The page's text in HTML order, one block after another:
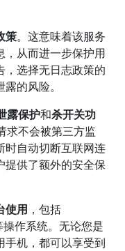
策。这意味着该服务
，从而进一步保护用
，选择无日志政策的
的风险。
露保护和杀开关功
求不会被第三方监
时自动切断互联网连
提供了额外的安全保
使用 ，包括
作系统。无论您是
手机，都可以享受到